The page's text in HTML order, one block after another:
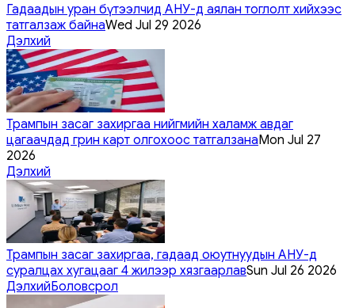
Гадаадын уран бүтээлчид АНУ-д аялан тоглолт хийхээс
татгалзаж байнаWed Jul 29 2026
Дэлхий
Трампын засаг захиргаа нийгмийн халамж авдаг
цагаачдад грин карт олгохоос татгалзанаMon Jul 27
2026
Дэлхий
Трампын засаг захиргаа, гадаад оюутнуудын АНУ-д
суралцах хугацааг 4 жилээр хязгаарлавSun Jul 26 2026
ДэлхийБоловсрол